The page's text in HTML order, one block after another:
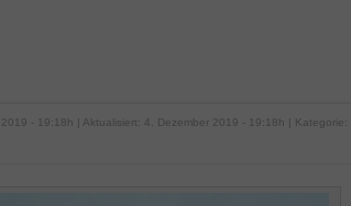
2019 - 19:18h | Aktualisiert: 4. Dezember 2019 - 19:18h | Kategorie: